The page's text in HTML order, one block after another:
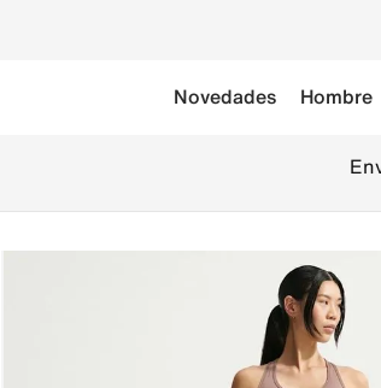
Novedades Hombre